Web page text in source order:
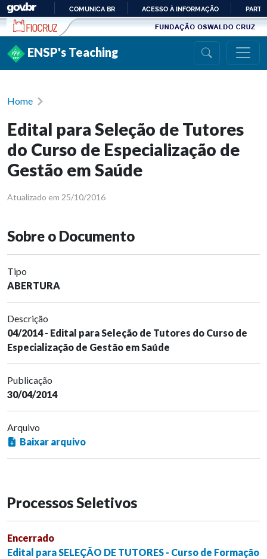
Ir para conteúdo
PARA
COMUNICA BR ACESSO À INFORMAÇÃO
ENSP's Teaching
Home
Edital para Seleção de Tutores
do Curso de Especialização de
Gestão em Saúde
Atualizado em 25/10/2016
Sobre o Documento
Tipo
ABERTURA
Descrição
04/2014 - Edital para Seleção de Tutores do Curso de
Especialização de Gestão em Saúde
Publicação
30/04/2014
Arquivo
Baixar arquivo
Processos Seletivos
Encerrado
Edital para SELEÇÃO DE TUTORES - Curso de Formação